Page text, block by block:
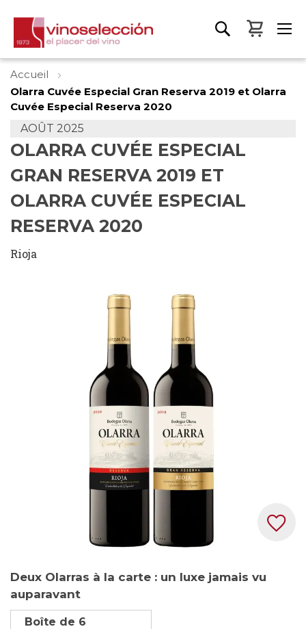
Mon
Accueil
Olarra Cuvée Especial Gran Reserva 2019 et Olarra
Cuvée Especial Reserva 2020
AOÛT 2025
OLARRA CUVÉE ESPECIAL
GRAN RESERVA 2019 ET
OLARRA CUVÉE ESPECIAL
RESERVA 2020
Rioja
to
the
beginning
Deux Olarras à la carte : un luxe jamais vu
auparavant
Boîte de 6